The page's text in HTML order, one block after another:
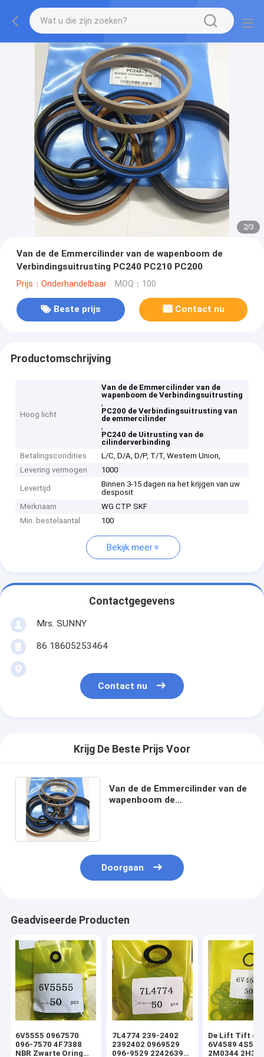
2/3
Van de de Emmercilinder van de wapenboom de
Verbindingsuitrusting PC240 PC210 PC200
Prijs：Onderhandelbaar MOQ：100
Beste prijs Contact nu
Productomschrijving
Hoog licht
Van de de Emmercilinder van de
wapenboom de Verbindingsuitrusting
,
PC200 de Verbindingsuitrusting van
de emmercilinder
,
PC240 de Uitrusting van de
cilinderverbinding
Betalingscondities
L/C, D/A, D/P, T/T, Western Union,
Levering vermogen
1000
Levertijd
Binnen 3-15 dagen na het krijgen van uw
desposit
Merknaam
WG CTP SKF
Min. bestelaantal
100
Bekijk meer
Contactgegevens
Mrs. SUNNY
86 18605253464
Contact nu
Krijg De Beste Prijs Voor
Van de de Emmercilinder van de
wapenboom de
Doorgaan
Geadviseerde Producten
6V5555 0967570
096-7570 4F7388
NBR Zwarte Oring
7L4774 239-2402
2392402 0969529
096-9529 2242639
De Lift Tift die
6V4589
2M0344